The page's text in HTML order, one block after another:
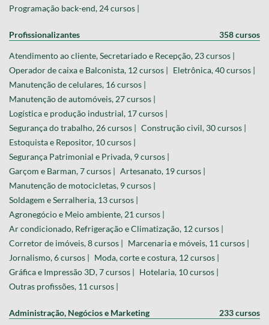
Programação back-end, 24 cursos |
Profissionalizantes 358 cursos
Atendimento ao cliente, Secretariado e Recepção, 23 cursos |
Operador de caixa e Balconista, 12 cursos | Eletrônica, 40 cursos |
Manutenção de celulares, 16 cursos |
Manutenção de automóveis, 27 cursos |
Logística e produção industrial, 17 cursos |
Segurança do trabalho, 26 cursos | Construção civil, 30 cursos |
Estoquista e Repositor, 10 cursos |
Segurança Patrimonial e Privada, 9 cursos |
Garçom e Barman, 7 cursos | Artesanato, 19 cursos |
Manutenção de motocicletas, 9 cursos |
Soldagem e Serralheria, 13 cursos |
Agronegócio e Meio ambiente, 21 cursos |
Ar condicionado, Refrigeração e Climatização, 12 cursos |
Corretor de imóveis, 8 cursos | Marcenaria e móveis, 11 cursos |
Jornalismo, 6 cursos | Moda, corte e costura, 12 cursos |
Gráfica e Impressão 3D, 7 cursos | Hotelaria, 10 cursos |
Outras profissões, 11 cursos |
Administração, Negócios e Marketing 233 cursos